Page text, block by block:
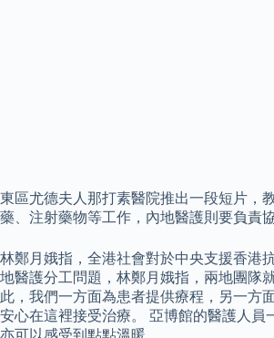
東區尤德夫人那打素醫院推出一段短片，
藥、注射藥物等工作，內地醫護則要負責
林鄭月娥指，全港社會對於中央支援香港
地醫護分工問題，林鄭月娥指，兩地團隊
此，我們一方面為患者提供療程，另一方
安心在這裡接受治療。 亞博館的醫護人員
亦可以感受到點點溫暖。